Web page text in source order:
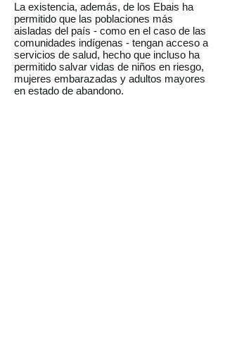
La existencia, además, de los Ebais ha
permitido que las poblaciones más
aisladas del país - como en el caso de las
comunidades indígenas - tengan acceso a
servicios de salud, hecho que incluso ha
permitido salvar vidas de niños en riesgo,
mujeres embarazadas y adultos mayores
en estado de abandono.